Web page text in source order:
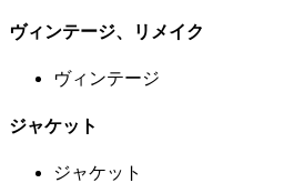
ヴィンテージ、リメイク
ヴィンテージ
ジャケット
ジャケット